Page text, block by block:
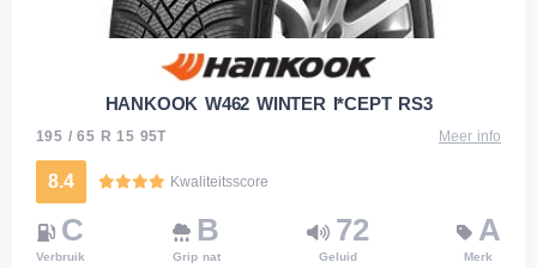
HANKOOK W462 WINTER I*CEPT RS3
195 / 65 R 15 95T Meer info
8.4 Kwaliteitsscore
C
Verbruik
B
Grip nat
72
Geluid
A
Merk